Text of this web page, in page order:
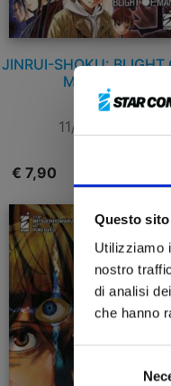
Questo
Utilizziamo
nostro
di analisi
che hanno
del
JINRUI-SHOKU: BLIGHT
MAN n. 5
11/11/2025
€ 7,90